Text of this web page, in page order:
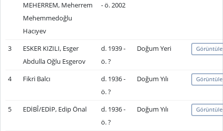
MEHERREM, Meherrem
Mehemmedoğlu
Hacıyev
- ö. 2002
3
ESKER KIZILI, Esger
Abdulla Oğlu Esgerov
d. 1939 -
ö. ?
Doğum Yeri Görüntüle
4 Fikri Balcı
d. 1936 -
ö. ?
Doğum Yılı Görüntüle
5 EDİBÎ/EDİP, Edip Önal
d. 1936 -
ö. ?
Doğum Yılı Görüntüle